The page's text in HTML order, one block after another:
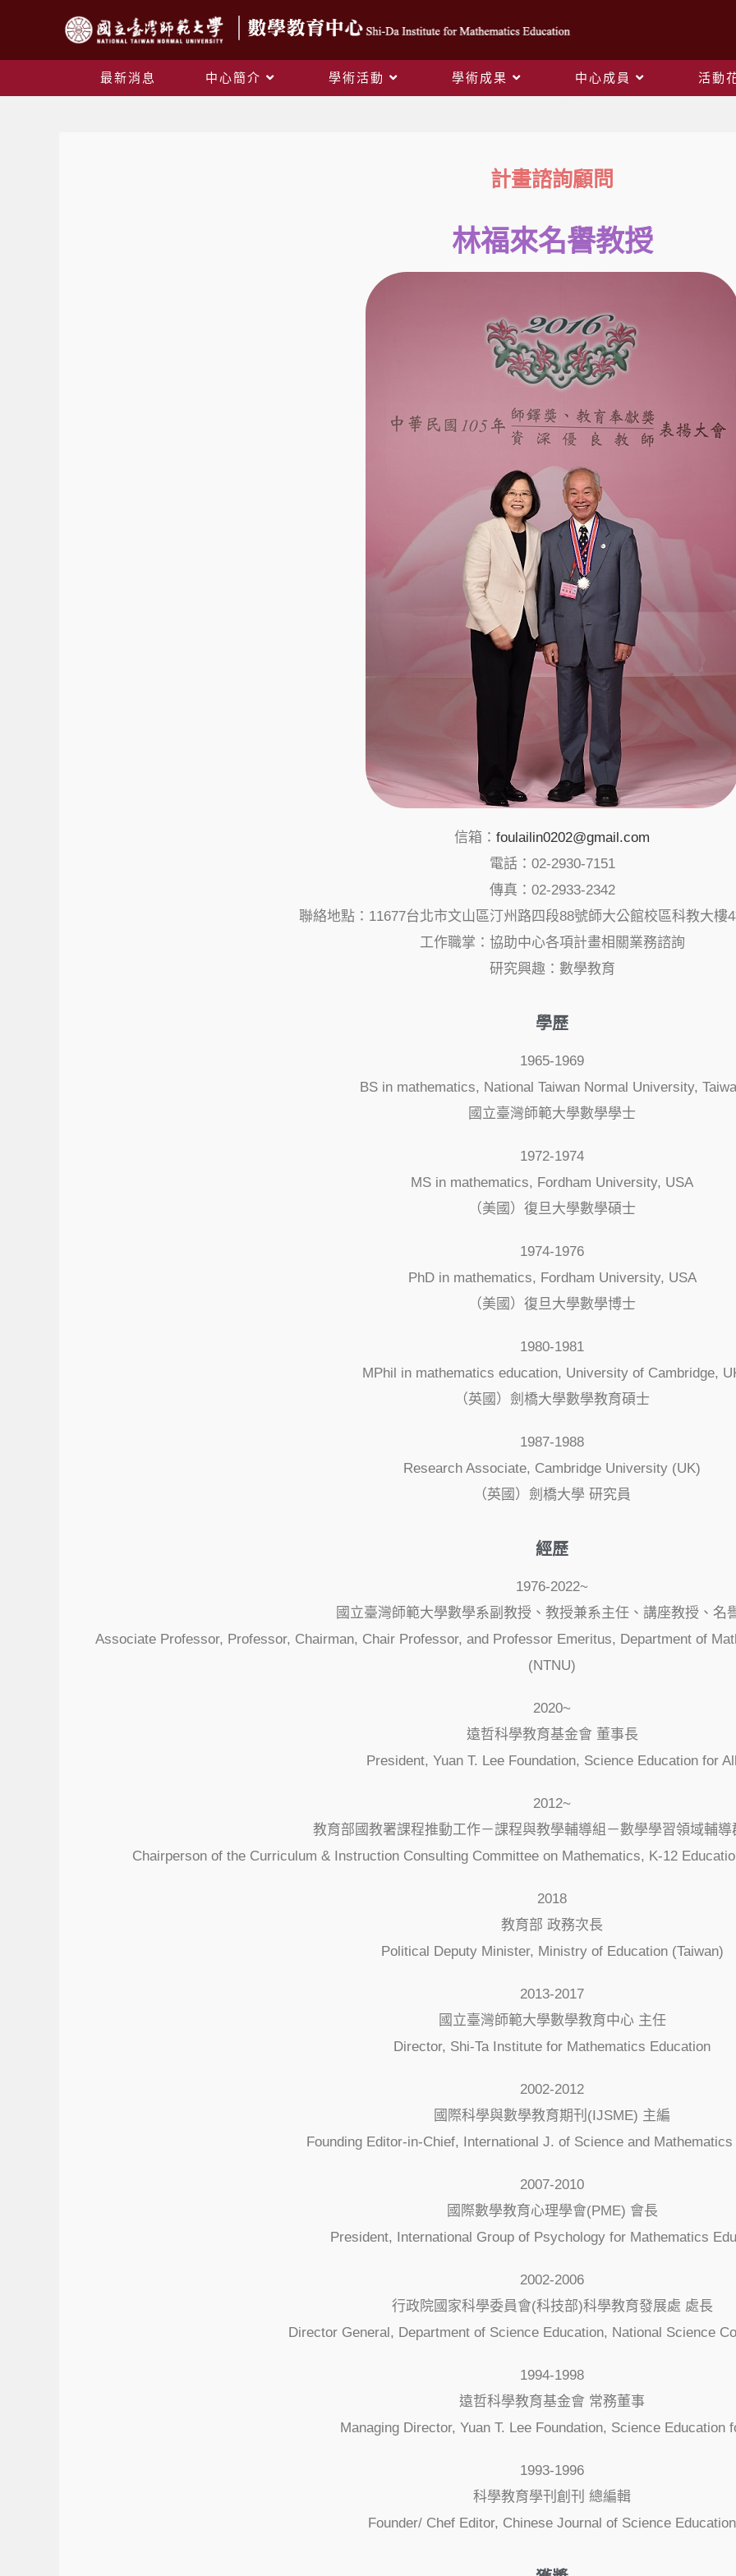
最新消息 中心簡介 學術活動 學術成果 中心成員
活動
計畫諮詢顧問
林福來名譽教授
信箱： foulailin0202@gmail.com
電話：02-2930-7151
傳真：02-2933-2342
聯絡地點：11677台北市文山區汀州路四段88號師大公館校區科教大樓
工作職掌：協助中心各項計畫相關業務諮詢
研究興趣：數學教育
學歷
1965-1969
BS in mathematics, National Taiwan Normal University,
國立臺灣師範大學數學學士
1972-1974
MS in mathematics, Fordham University, USA
（美國）復旦大學數學碩士
1974-1976
PhD in mathematics, Fordham University, USA
（美國）復旦大學數學博士
1980-1981
MPhil in mathematics education, University of Cambridge,
（英國）劍橋大學數學教育碩士
1987-1988
Research Associate, Cambridge University (UK)
（英國）劍橋大學 研究員
經歷
1976-2022~
國立臺灣師範大學數學系副教授、教授兼系主任、講座教授、名
Associate Professor, Professor, Chairman, Chair Professor, and Professor Emeritus, Department of
(NTNU)
2020~
遠哲科學教育基金會 董事長
President, Yuan T. Lee Foundation, Science Education for
2012~
教育部國教署課程推動工作－課程與教學輔導組－數學學習領域輔導
Chairperson of the Curriculum & Instruction Consulting Committee on Mathematics, K-12
2018
教育部 政務次長
Political Deputy Minister, Ministry of Education (Taiwan)
2013-2017
國立臺灣師範大學數學教育中心 主任
Director, Shi-Ta Institute for Mathematics Education
2002-2012
國際科學與數學教育期刊(IJSME) 主編
Founding Editor-in-Chief, International J. of Science and
2007-2010
國際數學教育心理學會(PME) 會長
President, International Group of Psychology for Mathematics
2002-2006
行政院國家科學委員會(科技部)科學教育發展處 處長
Director General, Department of Science Education, National Science
1994-1998
遠哲科學教育基金會 常務董事
Managing Director, Yuan T. Lee Foundation, Science Education
1993-1996
科學教育學刊創刊 總編輯
Founder/ Chef Editor, Chinese Journal of Science Education